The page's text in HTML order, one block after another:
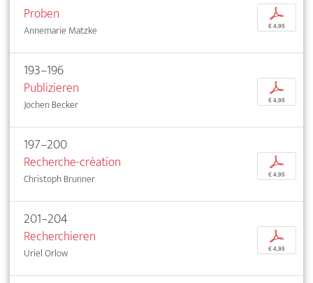
Proben
Annemarie Matzke
p
€ 4,95
193–196
Publizieren
Jochen Becker
p
€ 4,95
197–200
Recherche-création
Christoph Brunner
p
€ 4,95
201–204
Recherchieren
Uriel Orlow
p
€ 4,95